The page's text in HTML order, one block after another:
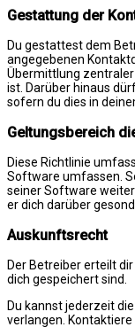
Gestattung der
Du gestattest dem
angegebenen
Übermittlung
ist. Darüber hinaus
sofern du dies in
Geltungsbereich
Diese Richtlinie
Software umfassen.
seiner Software
er dich darüber
Auskunftsrecht
Der Betreiber erteilt
dich gespeichert sind.
Du kannst jederzeit
verlangen.